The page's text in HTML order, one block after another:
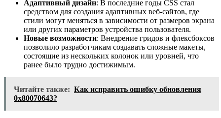
Адаптивный дизайн: В последние годы CSS стал
средством для создания адаптивных веб-сайтов, где
стили могут меняться в зависимости от размеров экрана
или других параметров устройства пользователя.
Новые возможности: Внедрение гридов и флексбоксов
позволило разработчикам создавать сложные макеты,
состоящие из нескольких колонок или уровней, что
ранее было трудно достижимым.
Читайте также: Как исправить ошибку обновления
0x80070643?